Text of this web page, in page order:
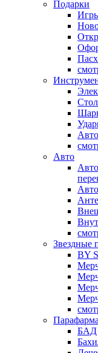
Подарки
Авто
Звездные
BY
БАД